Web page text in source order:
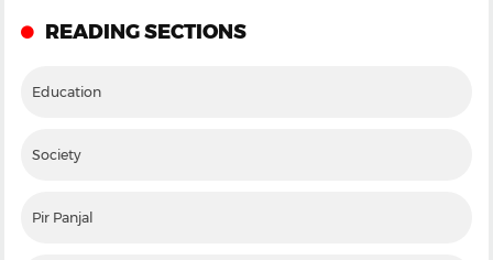
READING SECTIONS
Education
Society
Pir Panjal